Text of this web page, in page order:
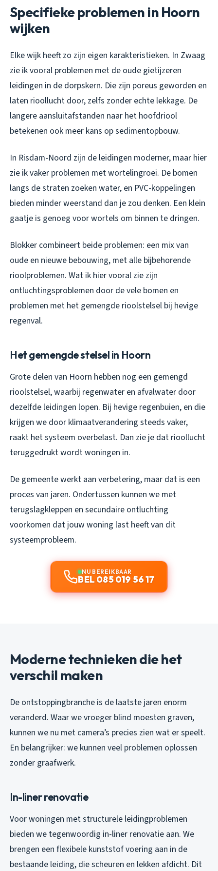
Specifieke problemen in Hoorn
wijken
Elke wijk heeft zo zijn eigen karakteristieken. In Zwaag
zie ik vooral problemen met de oude gietijzeren
leidingen in de dorpskern. Die zijn poreus geworden en
laten rioollucht door, zelfs zonder echte lekkage. De
langere aansluitafstanden naar het hoofdriool
betekenen ook meer kans op sedimentopbouw.
In Risdam-Noord zijn de leidingen moderner, maar hier
zie ik vaker problemen met wortelingroei. De bomen
langs de straten zoeken water, en PVC-koppelingen
bieden minder weerstand dan je zou denken. Een klein
gaatje is genoeg voor wortels om binnen te dringen.
Blokker combineert beide problemen: een mix van
oude en nieuwe bebouwing, met alle bijbehorende
rioolproblemen. Wat ik hier vooral zie zijn
ontluchtingsproblemen door de vele bomen en
problemen met het gemengde rioolstelsel bij hevige
regenval.
Het gemengde stelsel in Hoorn
Grote delen van Hoorn hebben nog een gemengd
rioolstelsel, waarbij regenwater en afvalwater door
dezelfde leidingen lopen. Bij hevige regenbuien, en die
krijgen we door klimaatverandering steeds vaker,
raakt het systeem overbelast. Dan zie je dat rioollucht
teruggedrukt wordt woningen in.
De gemeente werkt aan verbetering, maar dat is een
proces van jaren. Ondertussen kunnen we met
terugslagkleppen en secundaire ontluchting
voorkomen dat jouw woning last heeft van dit
systeemprobleem.
NU BEREIKBAAR
BEL 085 019 56 17
Moderne technieken die het
verschil maken
De ontstoppingbranche is de laatste jaren enorm
veranderd. Waar we vroeger blind moesten graven,
kunnen we nu met camera’s precies zien wat er speelt.
En belangrijker: we kunnen veel problemen oplossen
zonder graafwerk.
In-liner renovatie
Voor woningen met structurele leidingproblemen
bieden we tegenwoordig in-liner renovatie aan. We
brengen een flexibele kunststof voering aan in de
bestaande leiding, die scheuren en lekken afdicht. Dit